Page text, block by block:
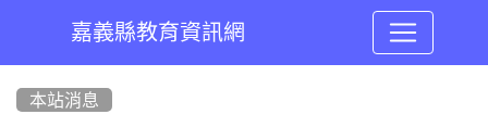
嘉義縣教育資訊網
本站消息